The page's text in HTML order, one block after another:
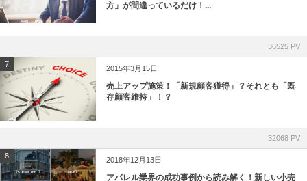
方」が間違っているだけ！...
36525 PV
7 2015年3月15日
売上アップ施策！「新規顧客獲得」？それとも「既
存顧客維持」！？
32068 PV
8 2018年12月13日
アパレル業界の成功事例から読み解く！新しい小売